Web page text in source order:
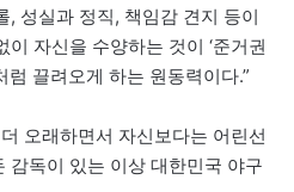
, 성실과 정직, 책임감 견지 등이
자신을 수양하는 것이 ‘준거권
럼 끌려오게 하는 원동력이다.”
오래하면서 자신보다는 어린선
감독이 있는 이상 대한민국 야구